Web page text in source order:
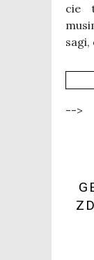
cie
sagi,
-->